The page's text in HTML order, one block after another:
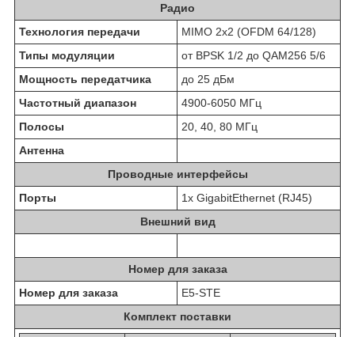
Радио
Технология передачи
MIMO 2x2 (OFDM 64/128)
Типы модуляции
от BPSK 1/2 до QAM256 5/6
Мощность передатчика
до 25 дБм
Частотный диапазон
4900-6050 MГц
Полосы
20, 40, 80 МГц
Антенна
Проводные интерфейсы
Порты
1x GigabitEthernet (RJ45)
Внешний вид
Номер для заказа
Номер для заказа
E5-STE
Комплект поставки